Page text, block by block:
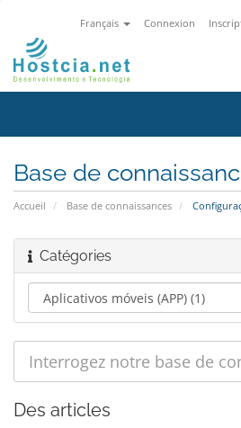
Français Connexion
Base de
Accueil Base de connaissances
Catégories
Des articles